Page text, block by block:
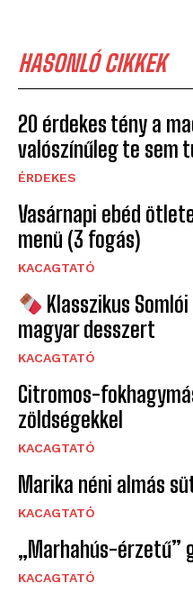
HASONLÓ CIKKEK
20 érdekes tény a
valószínűleg te sem
ÉRDEKES
Vasárnapi ebéd
menü (3 fogás)
KACAGTATÓ
Klasszikus
magyar desszert
KACAGTATÓ
Citromos-
zöldségekkel
KACAGTATÓ
Marika néni almás
KACAGTATÓ
„Marhahús-érzetű”
KACAGTATÓ